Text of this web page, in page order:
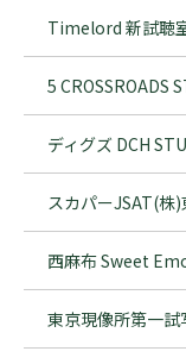
Timelord 新試聴
5 CROSSROADS
ディグズ DCH
スカパーJSAT(株
西麻布 Sweet
東京現像所第一